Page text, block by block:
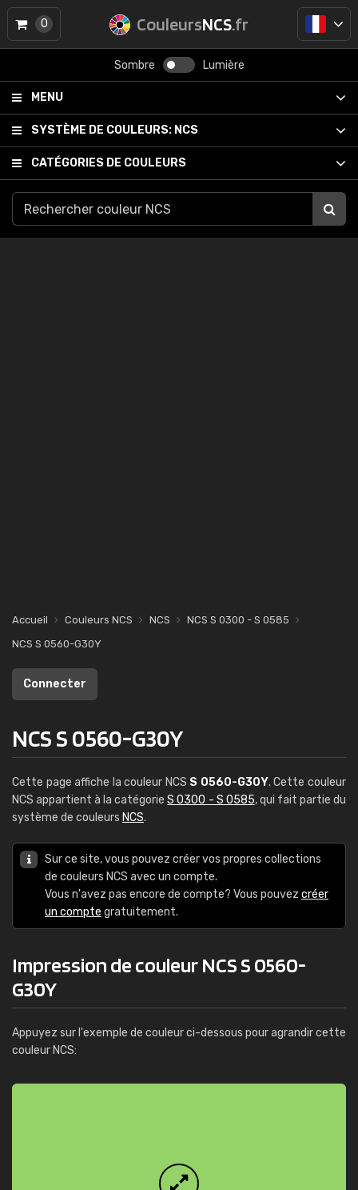
CouleursNCS.fr
Sombre Lumière
MENU
SYSTÈME DE COULEURS: NCS
CATÉGORIES DE COULEURS
0
Accueil Couleurs NCS NCS
NCS S 0300 - S 0585
NCS S 0560-G30Y
Connecter
NCS S 0560-G30Y
Cette page affiche la couleur NCS S 0560-G30Y. Cette couleur
NCS appartient à la catégorieS 0300 - S 0585, qui fait partie du
système de couleurs NCS.
Sur ce site, vous pouvez créer vos propres collections
de couleurs NCS avec un compte.
Vous n'avez pas encore de compte? Vous pouvez créer
un compte gratuitement.
Impression de couleur NCS S 0560-
G30Y
Appuyez sur l'exemple de couleur ci-dessous pour agrandir cette
couleur NCS: